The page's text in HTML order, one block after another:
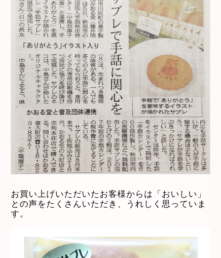
お買い上げいただいたお客様からは「おいしい」
との声をたくさんいただき、うれしく思っていま
す。